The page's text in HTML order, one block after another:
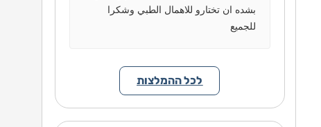
بشده ان تختارو للاهمال الطبي وشكرا
للجميع
לכל ההמלצות